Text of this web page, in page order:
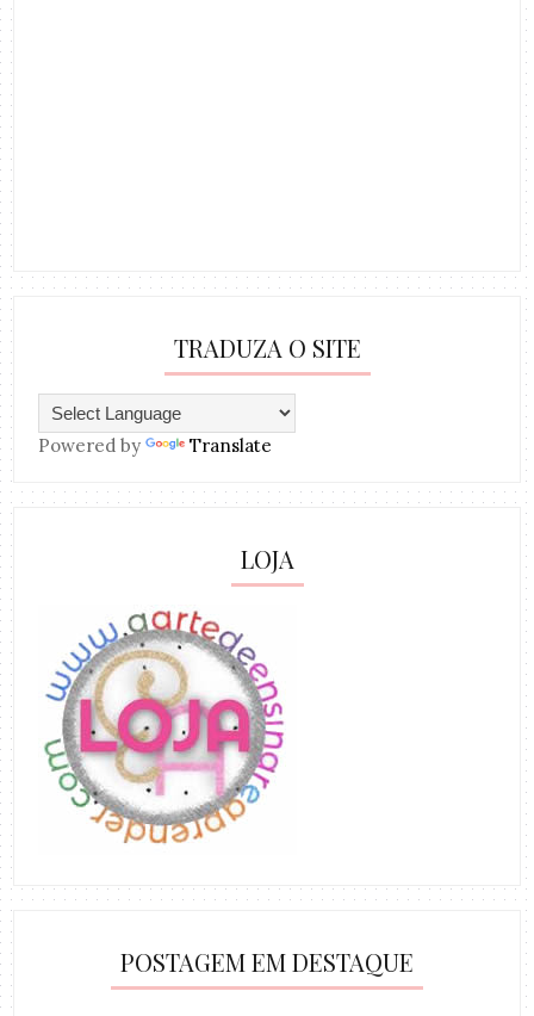
TRADUZA O SITE
Powered by Translate
LOJA
POSTAGEM EM DESTAQUE